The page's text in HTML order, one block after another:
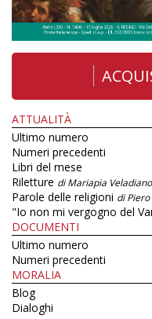
ATTUALITÀ
Ultimo numero
Numeri precedenti
Libri del mese
Riletture di Mariapia Veladiano
Parole delle religioni di
"Io non mi vergogno del
DOCUMENTI
Ultimo numero
Numeri precedenti
MORALIA
Blog
Dialoghi